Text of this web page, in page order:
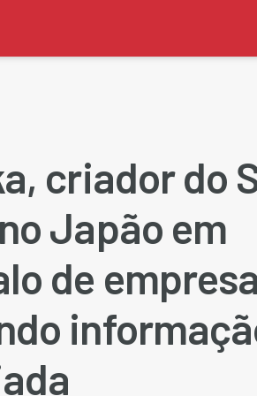
criador do
Japão em
de empresa